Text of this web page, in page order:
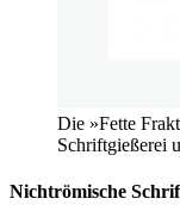
Die »Fette
Schriftgießerei
Nichtrömische